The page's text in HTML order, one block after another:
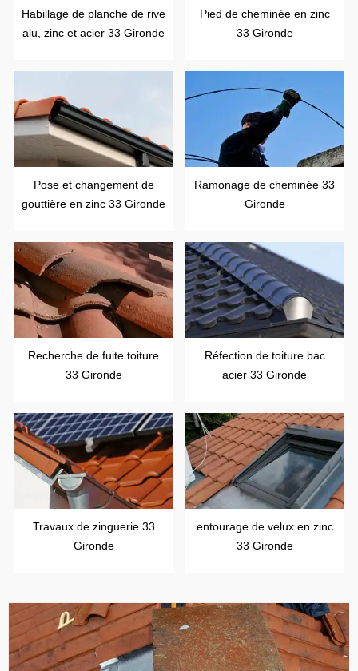
Habillage de planche de rive
alu, zinc et acier 33 Gironde
Pied de cheminée en zinc
33 Gironde
Pose et changement de
gouttière en zinc 33 Gironde
Ramonage de cheminée 33
Gironde
Recherche de fuite toiture
33 Gironde
Réfection de toiture bac
acier 33 Gironde
Travaux de zinguerie 33
Gironde
entourage de velux en zinc
33 Gironde